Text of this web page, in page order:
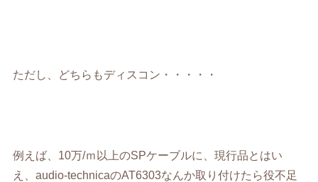
ただし、どちらもディスコン・・・・・
例えば、10万/ｍ以上のSPケーブルに、現行品とはい
え、audio-technicaのAT6303なんか取り付けたら役不足